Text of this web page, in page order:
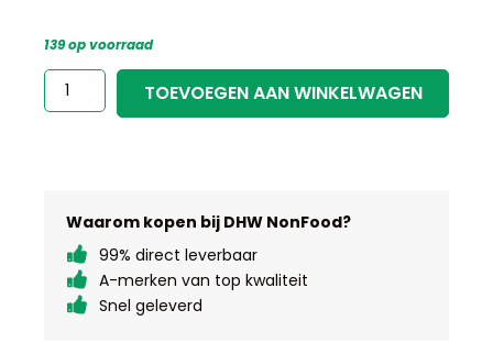
139 op voorraad
test
aantal
TOEVOEGEN AAN WINKELWAGEN
Waarom kopen bij DHW NonFood?
99% direct leverbaar
A-merken van top kwaliteit
Snel geleverd